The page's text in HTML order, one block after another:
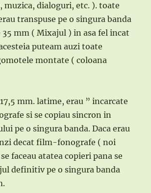
muzica, dialoguri, etc. ). toate
transpuse pe o singura banda
35 mm ( Mixajul ) in asa fel incat
puteam auzi toate
montate ( coloana
mm. latime, erau ” incarcate
si se copiau sincron in
pe o singura banda. Daca erau
decat film-fonografe ( noi
faceau atatea copieri pana se
definitiv pe o singura banda